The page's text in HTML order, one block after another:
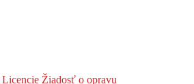
Licencie Žiadosť o opravu